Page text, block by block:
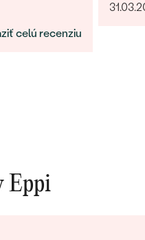
celú recenziu
Eppi